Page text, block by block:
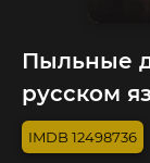
Пыльные
русском
12498736